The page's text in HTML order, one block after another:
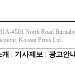
4501 North Road
Korean Press Ltd.
기사제보 광고안